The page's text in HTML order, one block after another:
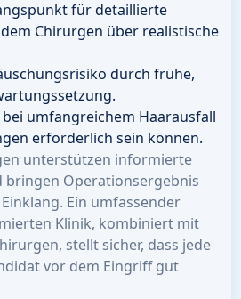
für detaillierte
Chirurgen über realistische
durch frühe,
umfangreichem Haarausfall
erforderlich sein können.
unterstützen informierte
bringen Operationsergebnis
Ein umfassender
Klinik, kombiniert mit
stellt sicher, dass jede
vor dem Eingriff gut